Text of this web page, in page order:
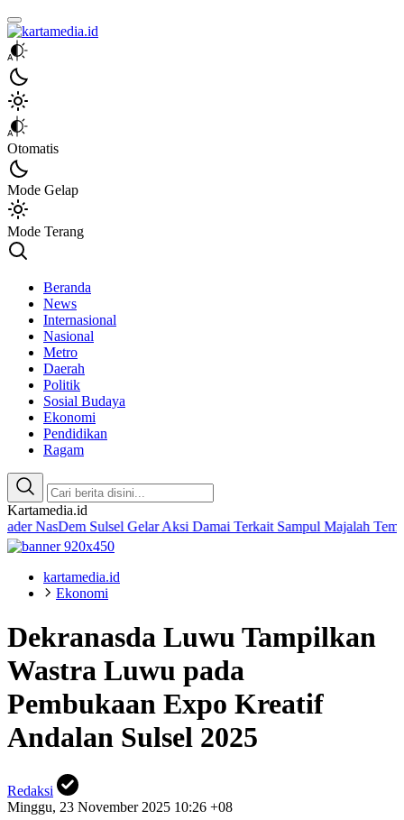
kartamedia.id
Jujur Mengabari
Otomatis
Mode Gelap
Mode Terang
Beranda
News
Internasional
Nasional
Metro
Daerah
Politik
Sosial Budaya
Ekonomi
Pendidikan
Ragam
Kartamedia.id
Sulsel Gelar Aksi Damai Terkait Sampul Majalah Tempo
kartamedia.id
Ekonomi
Dekranasda Luwu Tampilkan
Wastra Luwu pada
Pembukaan Expo Kreatif
Andalan Sulsel 2025
Redaksi
Minggu, 23 November 2025 10:26 +08